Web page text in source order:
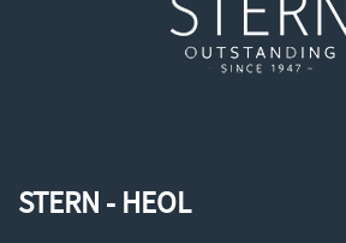
STERN - HEOL